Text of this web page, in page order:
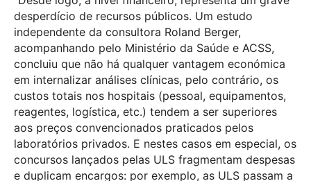
desperdício de recursos públicos. Um estudo
independente da consultora Roland Berger,
acompanhando pelo Ministério da Saúde e ACSS,
concluiu que não há qualquer vantagem económica
em internalizar análises clínicas, pelo contrário, os
custos totais nos hospitais (pessoal, equipamentos,
reagentes, logística, etc.) tendem a ser superiores
aos preços convencionados praticados pelos
laboratórios privados. E nestes casos em especial, os
concursos lançados pelas ULS fragmentam despesas
e duplicam encargos: por exemplo, as ULS passam a